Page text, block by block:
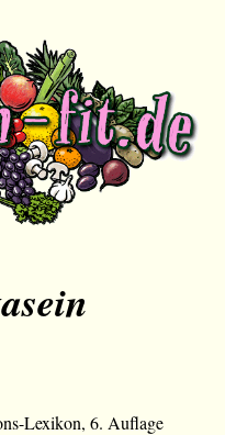
Lexikon, 6. Auflage